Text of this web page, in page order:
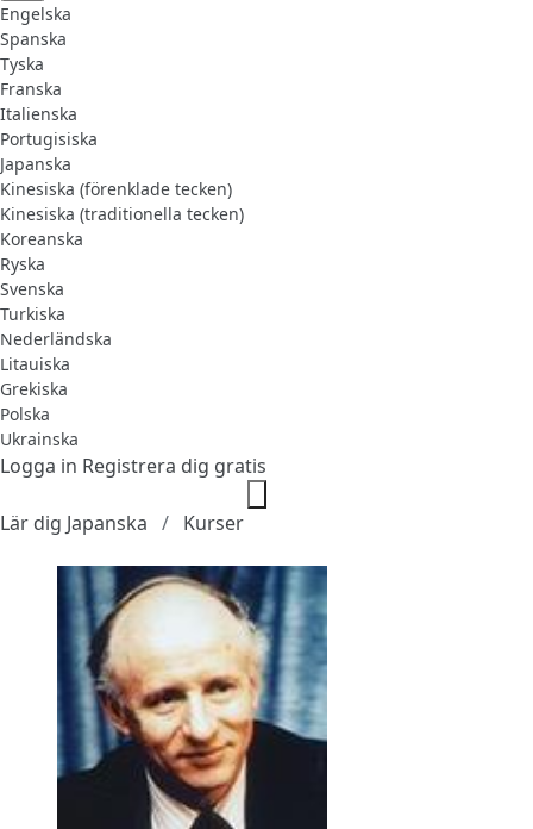
Engelska
Spanska
Tyska
Franska
Italienska
Portugisiska
Japanska
Kinesiska (förenklade tecken)
Kinesiska (traditionella tecken)
Koreanska
Ryska
Svenska
Turkiska
Nederländska
Litauiska
Grekiska
Polska
Ukrainska
Logga in Registrera dig gratis
Lär dig Japanska Kurser